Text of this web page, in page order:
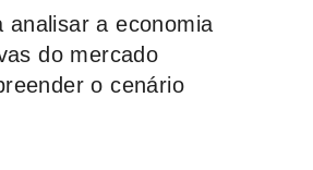
a economia
do mercado
o cenário